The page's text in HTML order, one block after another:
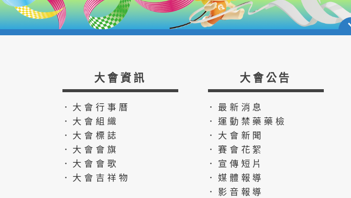
大會資訊
．大會行事曆
．大會組織
．大會標誌
．大會會旗
．大會會歌
．大會吉祥物
大會公告
．最新消息
．運動禁藥藥檢
．大會新聞
．賽會花絮
．宣傳短片
．媒體報導
．影音報導